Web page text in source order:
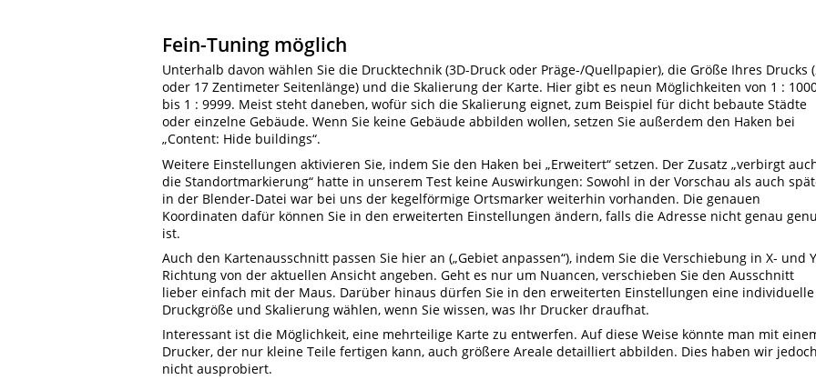
Fein-Tuning möglich
Unterhalb davon wählen Sie die Drucktechnik (3D-Druck oder Präge-/Quellpapier), die Größe Ihres Drucks
oder 17 Zentimeter Seitenlänge) und die Skalierung der Karte. Hier gibt es neun Möglichkeiten von 1 :
bis 1 : 9999. Meist steht daneben, wofür sich die Skalierung eignet, zum Beispiel für dicht bebaute Städte
oder einzelne Gebäude. Wenn Sie keine Gebäude abbilden wollen, setzen Sie außerdem den Haken bei
„Content: Hide buildings“.
Weitere Einstellungen aktivieren Sie, indem Sie den Haken bei „Erweitert“ setzen. Der Zusatz „verbirgt
die Standortmarkierung“ hatte in unserem Test keine Auswirkungen: Sowohl in der Vorschau als auch
in der Blender-Datei war bei uns der kegelförmige Ortsmarker weiterhin vorhanden. Die genauen
Koordinaten dafür können Sie in den erweiterten Einstellungen ändern, falls die Adresse nicht genau
ist.
Auch den Kartenausschnitt passen Sie hier an („Gebiet anpassen“), indem Sie die Verschiebung in X- und
Richtung von der aktuellen Ansicht angeben. Geht es nur um Nuancen, verschieben Sie den Ausschnitt
lieber einfach mit der Maus. Darüber hinaus dürfen Sie in den erweiterten Einstellungen eine individuelle
Druckgröße und Skalierung wählen, wenn Sie wissen, was Ihr Drucker draufhat.
Interessant ist die Möglichkeit, eine mehrteilige Karte zu entwerfen. Auf diese Weise könnte man mit
Drucker, der nur kleine Teile fertigen kann, auch größere Areale detailliert abbilden. Dies haben wir jedoch
nicht ausprobiert.